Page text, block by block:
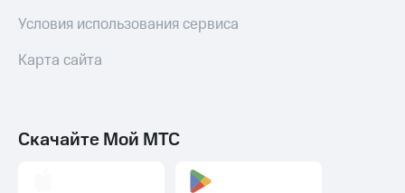
Условия использования сервиса
Карта сайта
Скачайте Мой МТС